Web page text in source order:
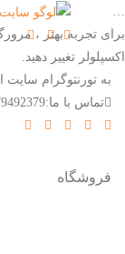
…
برای تجربه بهتر ،
اکسپلولر تغییر دهید.
به تورنتوگرام سایت
تماس با ما:6479492379
فروشگاه